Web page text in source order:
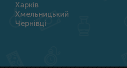
Харків
Хмельницький
Чернівці